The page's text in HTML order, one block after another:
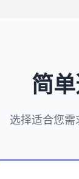
简
选择适合您需